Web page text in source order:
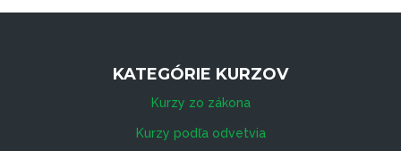
KATEGÓRIE KURZOV
Kurzy zo zákona
Kurzy podľa odvetvia